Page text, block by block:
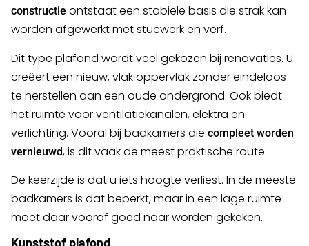
constructie ontstaat een stabiele basis die strak kan
worden afgewerkt met stucwerk en verf.
Dit type plafond wordt veel gekozen bij renovaties. U
creëert een nieuw, vlak oppervlak zonder eindeloos
te herstellen aan een oude ondergrond. Ook biedt
het ruimte voor ventilatiekanalen, elektra en
verlichting. Vooral bij badkamers die compleet worden
vernieuwd, is dit vaak de meest praktische route.
De keerzijde is dat u iets hoogte verliest. In de meeste
badkamers is dat beperkt, maar in een lage ruimte
moet daar vooraf goed naar worden gekeken.
Kunststof plafond